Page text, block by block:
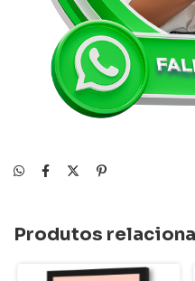
Produtos